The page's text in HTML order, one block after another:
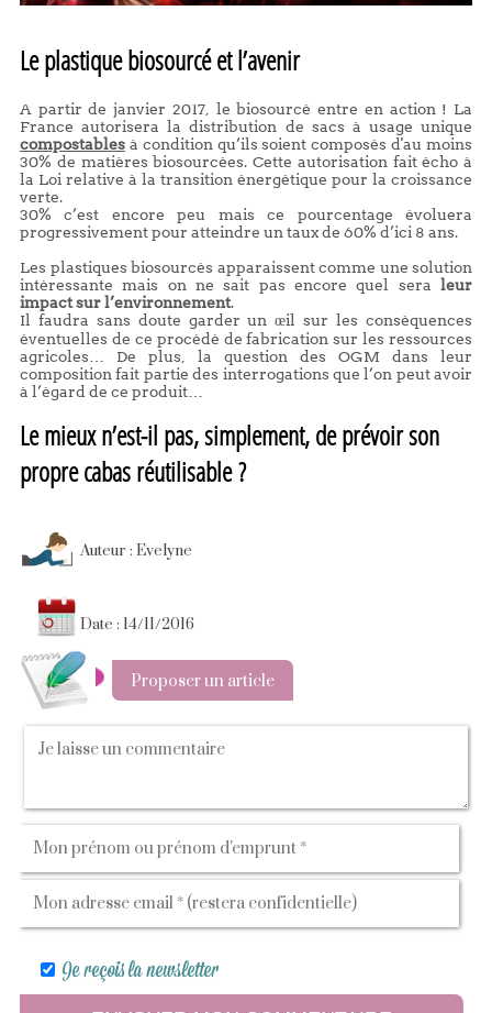
Le plastique biosourcé et l’avenir
A partir de janvier 2017, le biosourcé entre en action ! La
France autorisera la distribution de sacs à usage unique
compostables à condition qu’ils soient composés d'au moins
30% de matières biosourcées. Cette autorisation fait écho à
la Loi relative à la transition énergétique pour la croissance
verte.
30% c’est encore peu mais ce pourcentage évoluera
progressivement pour atteindre un taux de 60% d’ici 8 ans.
Les plastiques biosourcés apparaissent comme une solution
intéressante mais on ne sait pas encore quel sera leur
impact sur l’environnement.
Il faudra sans doute garder un œil sur les conséquences
éventuelles de ce procédé de fabrication sur les ressources
agricoles… De plus, la question des OGM dans leur
composition fait partie des interrogations que l’on peut avoir
à l’égard de ce produit…
Le mieux n’est-il pas, simplement, de prévoir son
propre cabas réutilisable ?
Auteur : Evelyne
Date : 14/11/2016
Proposer un article
Je reçois la newsletter